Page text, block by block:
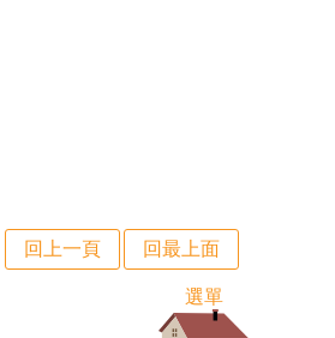
回上一頁 回最上面
選單